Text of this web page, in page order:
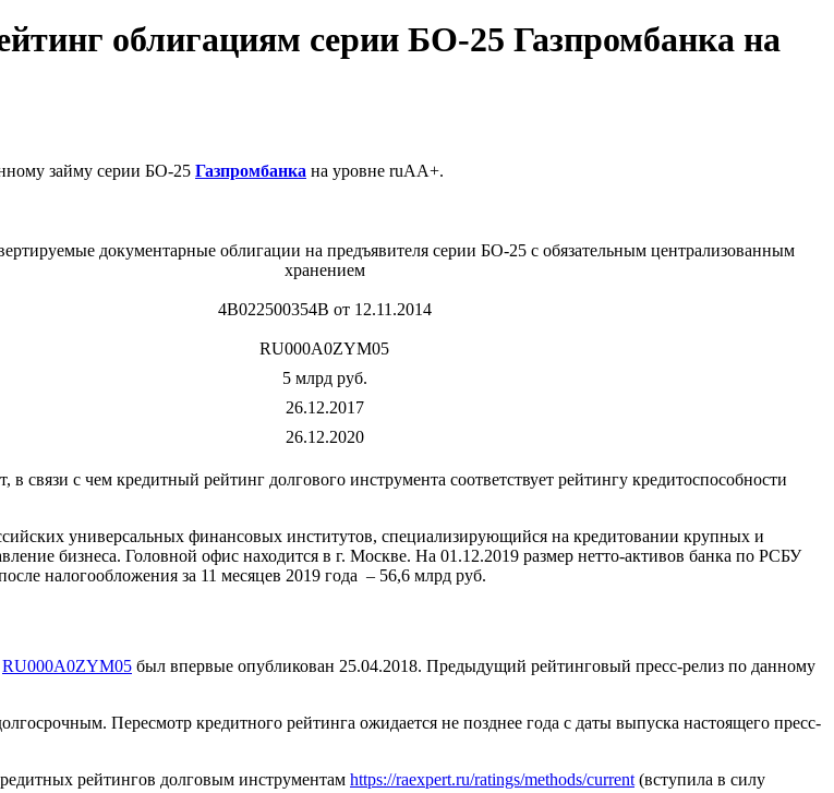
облигациям серии БО-25 Газпромбанка на
займу серии БО-25 Газпромбанка на уровне ruАA+.
документарные облигации на предъявителя серии БО-25 с обязательным централизованным
хранением
4B022500354B от 12.11.2014
RU000A0ZYM05
5 млрд руб.
26.12.2017
26.12.2020
связи с чем кредитный рейтинг долгового инструмента соответствует рейтингу кредитоспособности
универсальных финансовых институтов, специализирующийся на кредитовании крупных и
бизнеса. Головной офис находится в г. Москве. На 01.12.2019 размер нетто-активов банка по РСБУ
налогообложения за 11 месяцев 2019 года – 56,6 млрд руб.
RU000A0ZYM05 был впервые опубликован 25.04.2018. Предыдущий рейтинговый пресс-релиз по данному
Пересмотр кредитного рейтинга ожидается не позднее года с даты выпуска настоящего пресс-
рейтингов долговым инструментам https://raexpert.ru/ratings/methods/current (вступила в силу